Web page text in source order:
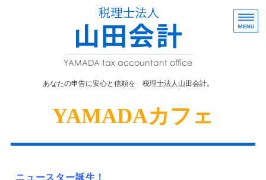
あなたの申告
あなたの申告に安心と信頼を 税理士法人山田会計。
採用情報
YAMADAカフェ
ニュースター誕生！